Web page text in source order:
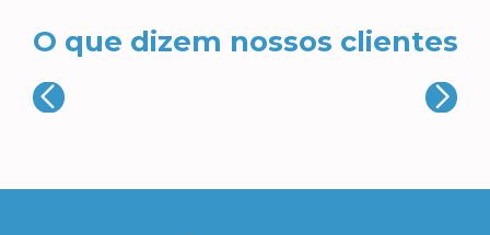
O que dizem nossos clientes